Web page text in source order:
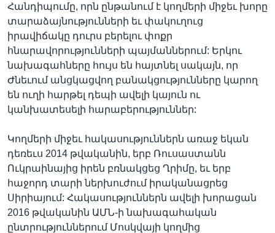
Հանդիպումը, որն ընթանում է կողմերի միջեւ խորը
տարաձայնությունների եւ փակուղուց
իրավիճակը դուրս բերելու փոքր
հնարավորությունների պայմաններում: Երկու
նախագահները հույս են հայտնել սակայն, որ
Ժնեւում անցկացվող բանակցությունները կարող
են ուղի հարթել դեպի ավելի կայուն ու
կանխատեսելի հարաբերություններ:
Կողմերի միջեւ հակասություններն առաջ եկան
դեռեւս 2014 թվականին, երբ Ռուսաստանն
Ուկրաինայից իրեն բռնակցեց Ղրիմը, եւ երբ
հաջորդ տարի ներխուժում իրականացրեց
Սիրիայում: Հակասություններն ավելի խորացան
2016 թվականին ԱՄՆ-ի նախագահական
ընտրություններում Մոսկվայի կողմից